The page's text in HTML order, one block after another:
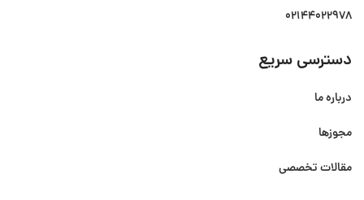
02144022978
دسترسی سریع
درباره ما
مجوزها
مقالات تخصصی